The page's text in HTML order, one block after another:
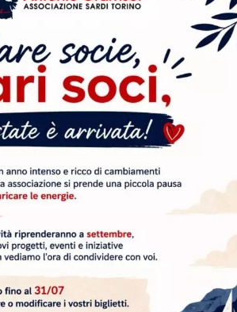
in Torino “Antonio Gramsci”, si è
con Anas Sardegna.
del sistema di emergenza
fino alle manovre di